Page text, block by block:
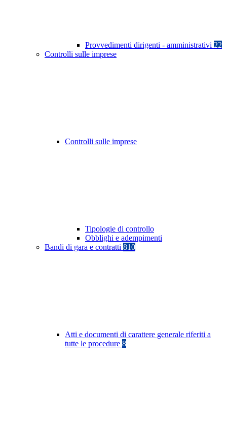
Provvedimenti dirigenti - amministrativi 22
Controlli sulle imprese
Controlli sulle imprese
Tipologie di controllo
Obblighi e adempimenti
Bandi di gara e contratti 810
Atti e documenti di carattere generale riferiti a
tutte le procedure 8